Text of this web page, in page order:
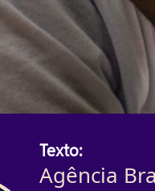
Texto:
Agência